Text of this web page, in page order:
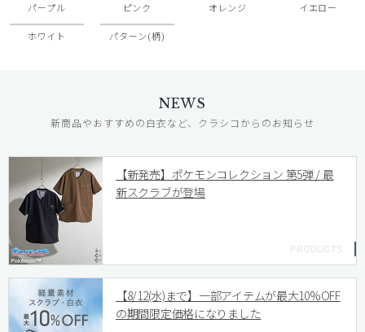
パープル ピンク オレンジ イエロー
ホワイト パターン(柄)
NEWS
新商品やおすすめの白衣など、クラシコからのお知らせ
【新発売】ポケモンコレクション 第5弾 / 最
新スクラブが登場
【8/12(水)まで】一部アイテムが最大10%OFF
の期間限定価格になりました